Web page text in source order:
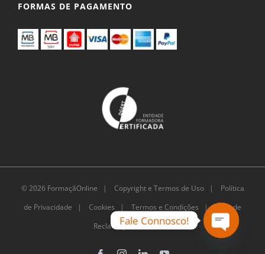
FORMAS DE PAGAMENTO
© 2026 FormaçãOnline | Copyright e Termos de Uso|
Política
de Privacidade | Cookies | Termos e Condições |Livro de
Reclamações Eletrónico
Fale Connosco!